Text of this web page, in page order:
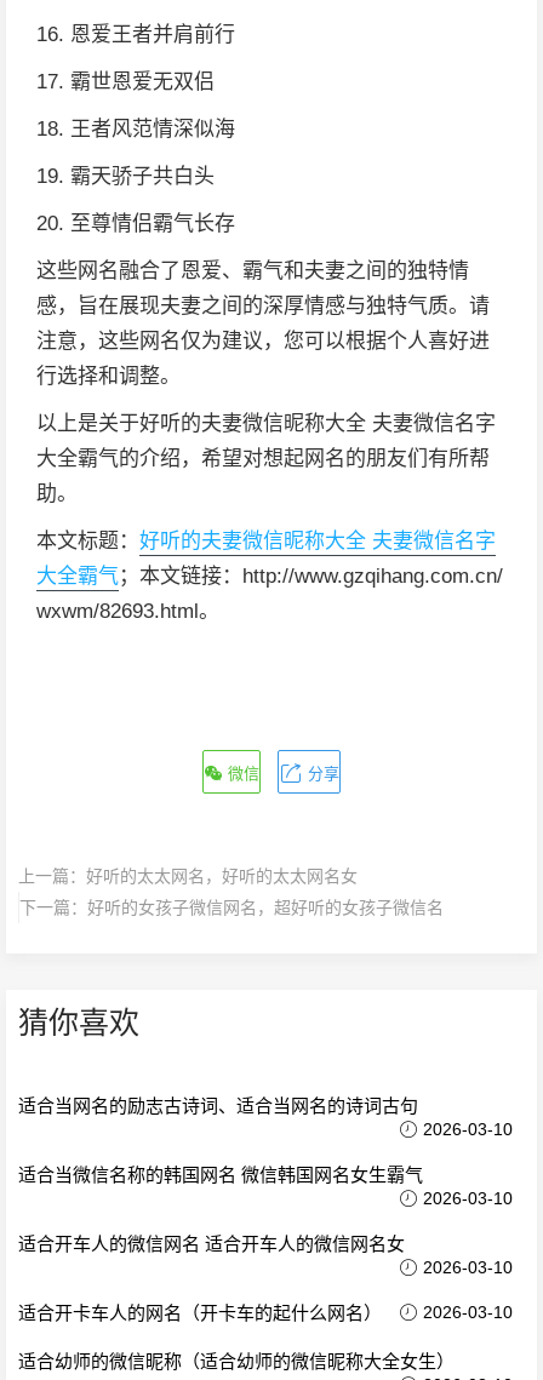
16. 恩爱王者并肩前行
17. 霸世恩爱无双侣
18. 王者风范情深似海
19. 霸天骄子共白头
20. 至尊情侣霸气长存
这些网名融合了恩爱、霸气和夫妻之间的独特情
感，旨在展现夫妻之间的深厚情感与独特气质。请
注意，这些网名仅为建议，您可以根据个人喜好进
行选择和调整。
以上是关于好听的夫妻微信昵称大全 夫妻微信名字
大全霸气的介绍，希望对想起网名的朋友们有所帮
助。
本文标题： 好听的夫妻微信昵称大全 夫妻微信名字
大全霸气；本文链接：http://www.gzqihang.com.cn/
wxwm/82693.html。
微信 分享
上一篇： 好听的太太网名，好听的太太网名女
下一篇： 好听的女孩子微信网名，超好听的女孩子微信名
猜你喜欢
适合当网名的励志古诗词、适合当网名的诗词古句
2026-03-10
适合当微信名称的韩国网名 微信韩国网名女生霸气
2026-03-10
适合开车人的微信网名 适合开车人的微信网名女
2026-03-10
适合开卡车人的网名（开卡车的起什么网名） 2026-03-10
适合幼师的微信昵称（适合幼师的微信昵称大全女生）